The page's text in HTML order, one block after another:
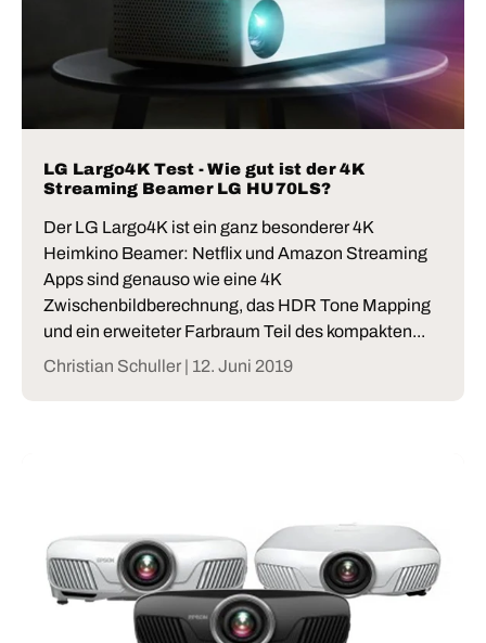
LG Largo4K Test - Wie gut ist der 4K
Streaming Beamer LG HU70LS?
Der LG Largo4K ist ein ganz besonderer 4K
Heimkino Beamer: Netflix und Amazon Streaming
Apps sind genauso wie eine 4K
Zwischenbildberechnung, das HDR Tone Mapping
und ein erweiteter Farbraum Teil des kompakten...
Christian Schuller | 12. Juni 2019